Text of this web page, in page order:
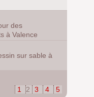
des
à Valence
sur sable à
1 2 3 4 5